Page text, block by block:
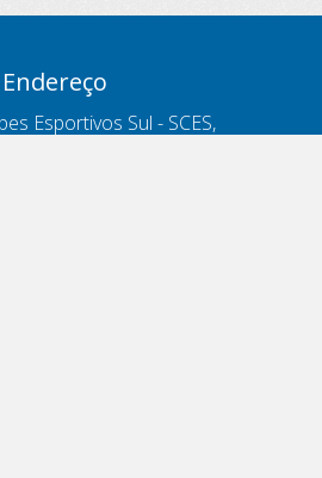
Endereço
Esportivos Sul - SCES,